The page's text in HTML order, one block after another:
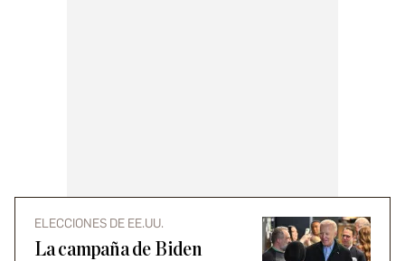
ELECCIONES DE EE.UU.
La campaña de Biden